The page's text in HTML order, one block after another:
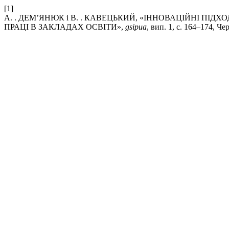
[1]
А. . ДЕМ’ЯНЮК і В. . КАВЕЦЬКИЙ, «ІННОВАЦІЙНІ
ПРАЦІ В ЗАКЛАДАХ ОСВІТИ», gsipua, вип. 1, с. 164–174,